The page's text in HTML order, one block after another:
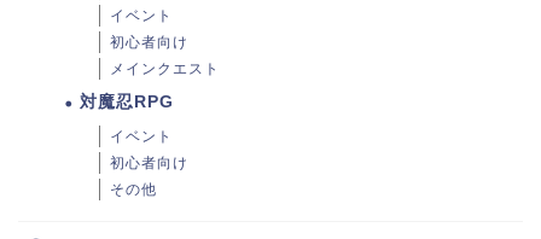
イベント
初心者向け
メインクエスト
対魔忍RPG
イベント
初心者向け
その他